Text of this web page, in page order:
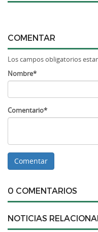
COMENTAR
Los campos obligatorios
Nombre*
Comentario*
0 COMENTARIOS
NOTICIAS